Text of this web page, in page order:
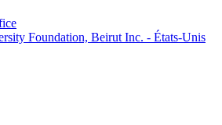
Foundation, Beirut Inc. - États-Unis